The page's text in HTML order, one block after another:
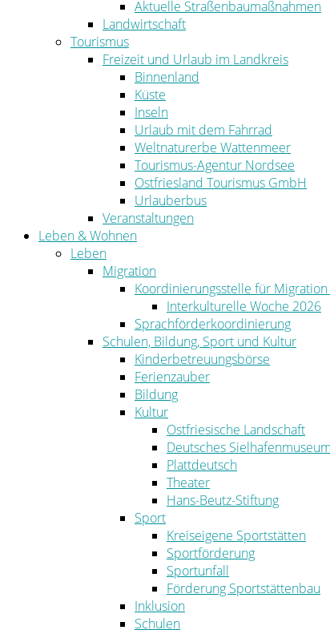
Aktuelle Straßenbaumaßnahmen
Landwirtschaft
Tourismus
Freizeit und Urlaub im Landkreis
Binnenland
Küste
Inseln
Urlaub mit dem Fahrrad
Weltnaturerbe Wattenmeer
Tourismus-Agentur Nordsee
Ostfriesland Tourismus GmbH
Urlauberbus
Veranstaltungen
Leben & Wohnen
Leben
Migration
Koordinierungsstelle für
Interkulturelle Woche 2026
Sprachförderkoordinierung
Schulen, Bildung, Sport und Kultur
Kinderbetreuungsbörse
Ferienzauber
Bildung
Kultur
Ostfriesische Landschaft
Deutsches Sielhafenmuseum
Plattdeutsch
Theater
Hans-Beutz-Stiftung
Sport
Kreiseigene Sportstätten
Sportförderung
Sportunfall
Förderung Sportstättenbau
Inklusion
Schulen